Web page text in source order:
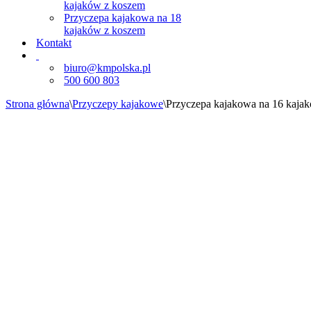
kajaków z koszem
Przyczepa kajakowa na 18
kajaków z koszem
Kontakt
biuro@kmpolska.pl
500 600 803
Strona główna\Przyczepy kajakowe\Przyczepa kajakowa na 16